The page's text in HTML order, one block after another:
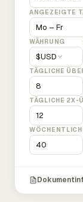
ANGEZEIGTE
WÄHRUNG
$USD
TÄGLICHE
TÄGLICHE 2X-